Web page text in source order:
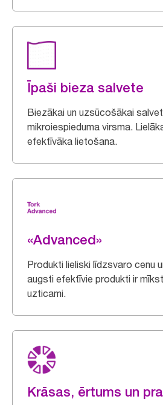
Īpaši bieza salvete
Biezākai un uzsūcošākai
mikroiespieduma virsma.
efektīvāka lietošana.
«Advanced»
Produkti lieliski līdzsvaro cenu
augsti efektīvie produkti ir
uzticami.
Krāsas, ērtums un